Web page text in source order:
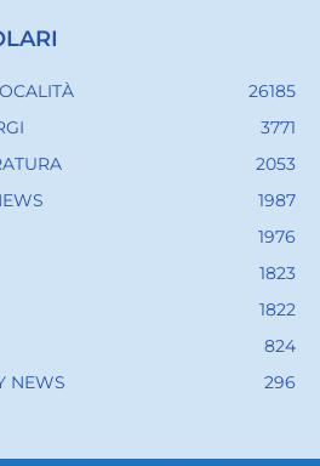
26185
3771
2053
1987
1976
1823
1822
824
NEWS
296